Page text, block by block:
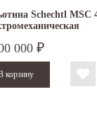
Schechtl MSC
000 ₽